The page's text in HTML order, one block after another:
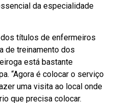
da especialidade
títulos de enfermeiros
de treinamento dos
está bastante
“Agora é colocar o serviço
uma visita ao local onde
que precisa colocar.